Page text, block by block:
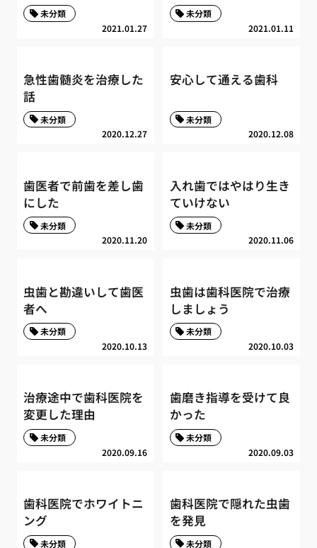
2021.01.27
未分類
2021.01.11
未分類
急性歯髄炎を治療した
話
2020.12.27
未分類
安心して通える歯科
2020.12.08
未分類
歯医者で前歯を差し歯
にした
2020.11.20
未分類
入れ歯ではやはり生き
ていけない
2020.11.06
未分類
虫歯と勘違いして歯医
者へ
2020.10.13
未分類
虫歯は歯科医院で治療
しましょう
2020.10.03
未分類
治療途中で歯科医院を
変更した理由
2020.09.16
未分類
歯磨き指導を受けて良
かった
2020.09.03
未分類
歯科医院でホワイトニ
ング
未分類
歯科医院で隠れた虫歯
を発見
未分類